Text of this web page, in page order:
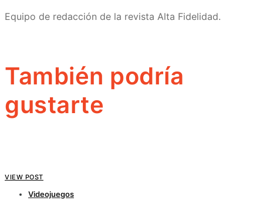
Equipo de redacción de la revista Alta Fidelidad.
También podría
gustarte
VIEW POST
Videojuegos